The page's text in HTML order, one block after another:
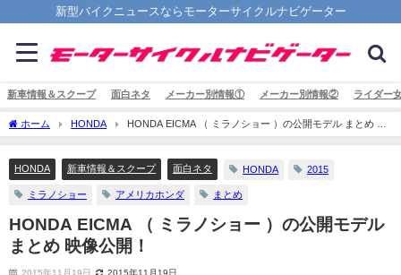
新型バイクニュースならモーターサイクルナビゲーター
新車情報＆スクープ 面白ネタ メーカー別情報① メーカー別情報② ライダー
ホーム HONDA
HONDA EICMA （ ミラノショー ）の公開モデル まとめ 映
像公開！
HONDA 新車情報＆スクープ 面白ネタ HONDA 2015
ミラノショー アメリカホンダ まとめ
HONDA EICMA （ ミラノショー ）の公開モデル
まとめ 映像公開！
2015年11月19日 2015年11月19日